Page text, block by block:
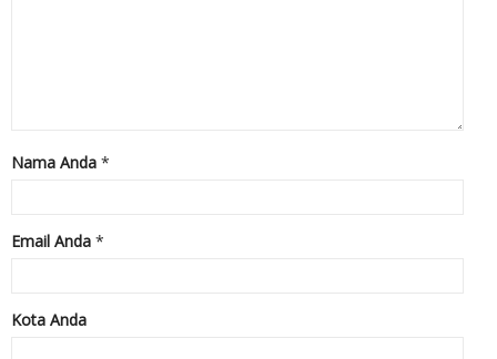
Nama Anda *
Email Anda *
Kota Anda